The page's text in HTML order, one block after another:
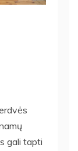
gali tapti